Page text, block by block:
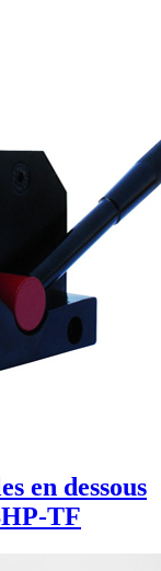
en dessous
TF